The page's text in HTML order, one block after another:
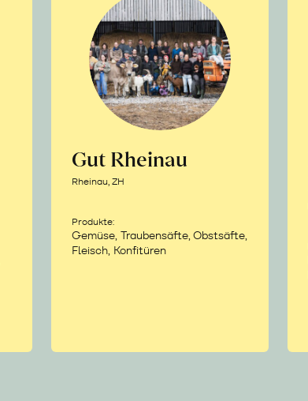
Gut Rheinau
Rheinau, ZH
Produkte:
Gemüse, Traubensäfte, Obstsäfte,
Fleisch, Konfitüren